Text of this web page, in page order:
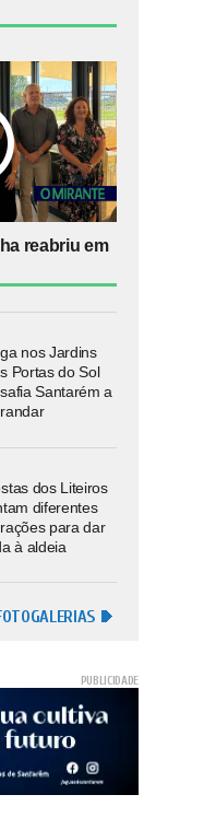
reabriu em
nos Jardins
Portas do Sol
Santarém a
dos Liteiros
diferentes
para dar
à aldeia